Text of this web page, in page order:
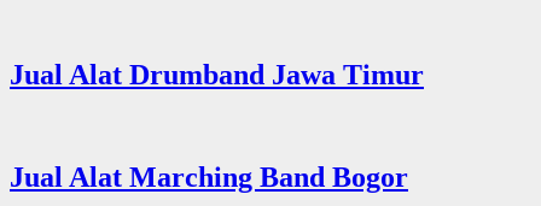
Jual Alat Drumband Jawa Timur
Jual Alat Marching Band Bogor